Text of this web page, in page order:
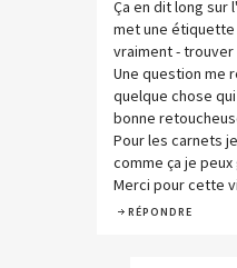
Ça en dit long
met une étiquette
vraiment - trouver
Une question me
quelque chose
bonne
Pour les carnets
comme ça je
Merci pour cette
RÉPONDRE